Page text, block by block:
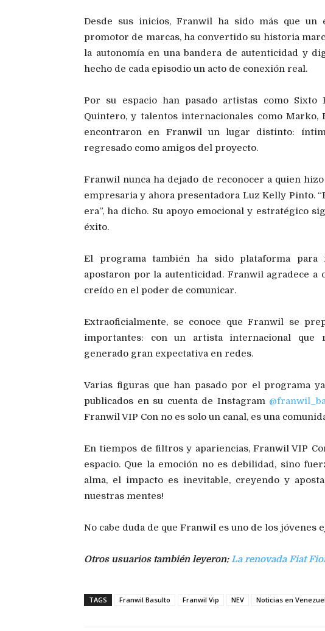
Desde sus inicios, Franwil ha sido más que un
promotor de marcas, ha convertido su historia
la autonomía en una bandera de autenticidad y
hecho de cada episodio un acto de conexión real.
Por su espacio han pasado artistas como Sixto
Quintero, y talentos internacionales como Marko,
encontraron en Franwil un lugar distinto:
regresado como amigos del proyecto.
Franwil nunca ha dejado de reconocer a quien
empresaria y ahora presentadora Luz Kelly Pinto.
era”, ha dicho. Su apoyo emocional y estratégico
éxito.
El programa también ha sido plataforma para
apostaron por la autenticidad. Franwil agradece a
creído en el poder de comunicar.
Extraoficialmente, se conoce que Franwil se
importantes: con un artista internacional que
generado gran expectativa en redes.
Varias figuras que han pasado por el programa
publicados en su cuenta de Instagram
Franwil VIP Con no es solo un canal, es una
En tiempos de filtros y apariencias, Franwil VIP
espacio. Que la emoción no es debilidad, sino
alma, el impacto es inevitable, creyendo y
nuestras mentes!
No cabe duda de que Franwil es uno de los jóvenes
Otros usuarios también leyeron:La renovada Fiat
TAGS Franwil Basulto Franwil Vip NEV Noticias en